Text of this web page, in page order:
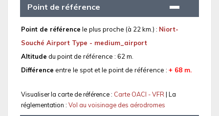
Point de référence
Point de référence le plus proche (à 22 km.) : Niort-
Souché Airport Type - medium_airport
Altitude du point de référence : 62 m.
Différence entre le spot et le point de référence : + 68 m.
Visualiser la carte de référence : Carte OACI - VFR| La
réglementation : Vol au voisinage des aérodromes